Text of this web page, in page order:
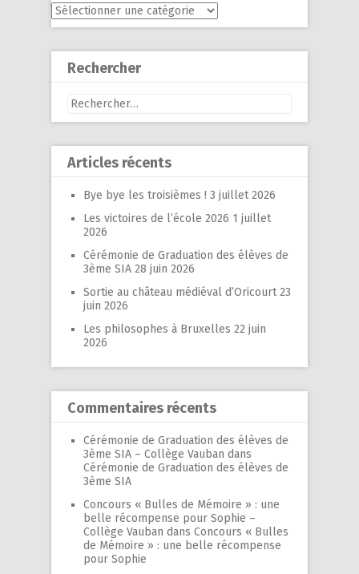
Menu
Rechercher
Rechercher :
Articles récents
Bye bye les troisièmes ! 3 juillet 2026
Les victoires de l’école 2026 1 juillet
2026
Cérémonie de Graduation des élèves de
3ème SIA 28 juin 2026
Sortie au château médiéval d’Oricourt 23
juin 2026
Les philosophes à Bruxelles 22 juin
2026
Commentaires récents
Cérémonie de Graduation des élèves de
3ème SIA – Collège Vauban dans
Cérémonie de Graduation des élèves de
3ème SIA
Concours « Bulles de Mémoire » : une
belle récompense pour Sophie –
Collège Vauban dans Concours « Bulles
de Mémoire » : une belle récompense
pour Sophie